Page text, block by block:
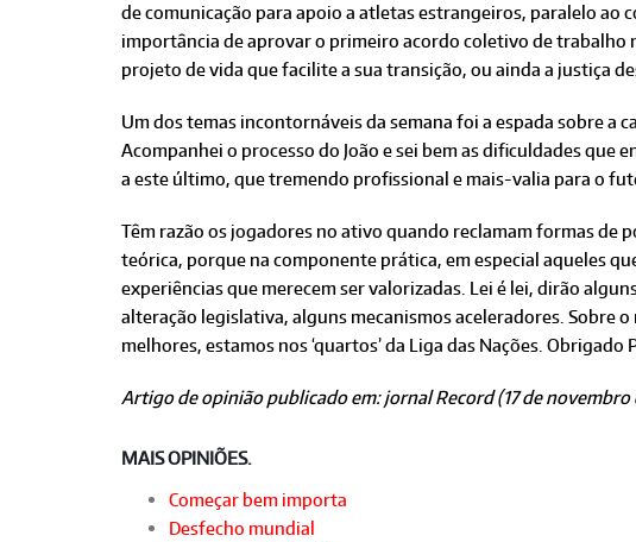
de comunicação para apoio a atletas estrangeiros, paralelo
importância de aprovar o primeiro acordo coletivo de trabalho
projeto de vida que facilite a sua transição, ou ainda a justiça
Um dos temas incontornáveis da semana foi a espada sobre a
Acompanhei o processo do João e sei bem as dificuldades
a este último, que tremendo profissional e mais-valia para o
Têm razão os jogadores no ativo quando reclamam formas
teórica, porque na componente prática, em especial aqueles
experiências que merecem ser valorizadas. Lei é lei, dirão
alteração legislativa, alguns mecanismos aceleradores. Sobre
melhores, estamos nos ‘quartos’ da Liga das Nações. Obrigado
Artigo de opinião publicado em: jornal Record (17 de novembro
MAIS OPINIÕES.
Começar bem importa
Desfecho mundial